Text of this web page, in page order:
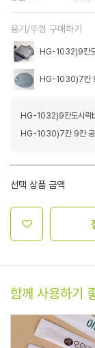
용기/뚜껑 구매하기
HG-1032)9칸
HG-1030)7칸
HG-1032)9칸도시
HG-1030)7칸 9칸
선택 상품 금액
함께 사용하기